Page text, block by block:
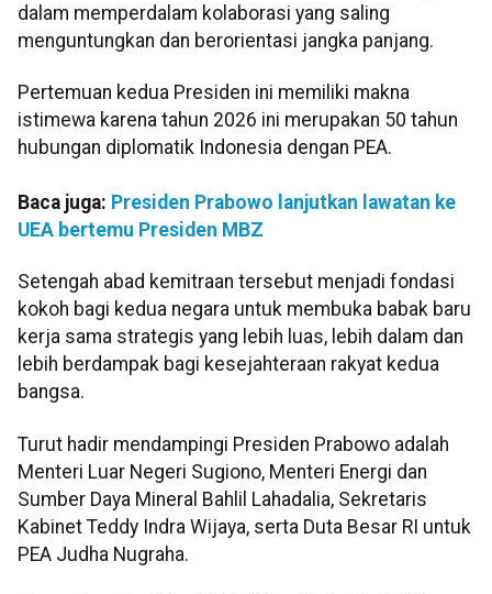
dalam memperdalam kolaborasi yang saling
menguntungkan dan berorientasi jangka panjang.
Pertemuan kedua Presiden ini memiliki makna
istimewa karena tahun 2026 ini merupakan 50 tahun
hubungan diplomatik Indonesia dengan PEA.
Baca juga: Presiden Prabowo lanjutkan lawatan ke
UEA bertemu Presiden MBZ
Setengah abad kemitraan tersebut menjadi fondasi
kokoh bagi kedua negara untuk membuka babak baru
kerja sama strategis yang lebih luas, lebih dalam dan
lebih berdampak bagi kesejahteraan rakyat kedua
bangsa.
Turut hadir mendampingi Presiden Prabowo adalah
Menteri Luar Negeri Sugiono, Menteri Energi dan
Sumber Daya Mineral Bahlil Lahadalia, Sekretaris
Kabinet Teddy Indra Wijaya, serta Duta Besar RI untuk
PEA Judha Nugraha.